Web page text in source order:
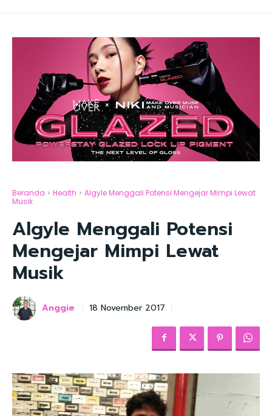
Beranda Health
Algyle Menggali Potensi Mengejar Mimpi Lewat
Musik
Algyle Menggali Potensi
Mengejar Mimpi Lewat
Musik
Anggie 18 November 2017